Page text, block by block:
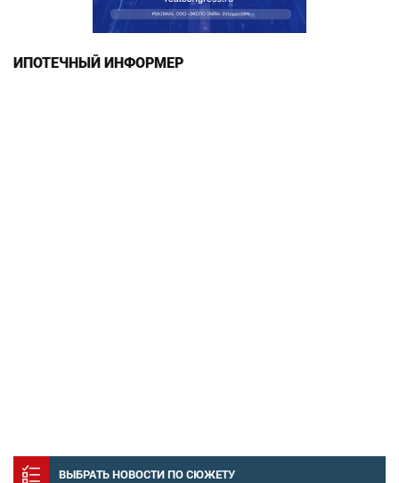
ИПОТЕЧНЫЙ ИНФОРМЕР
ВЫБРАТЬ НОВОСТИ ПО СЮЖЕТУ